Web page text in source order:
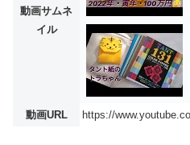
動画サムネ
イル
動画URL https://